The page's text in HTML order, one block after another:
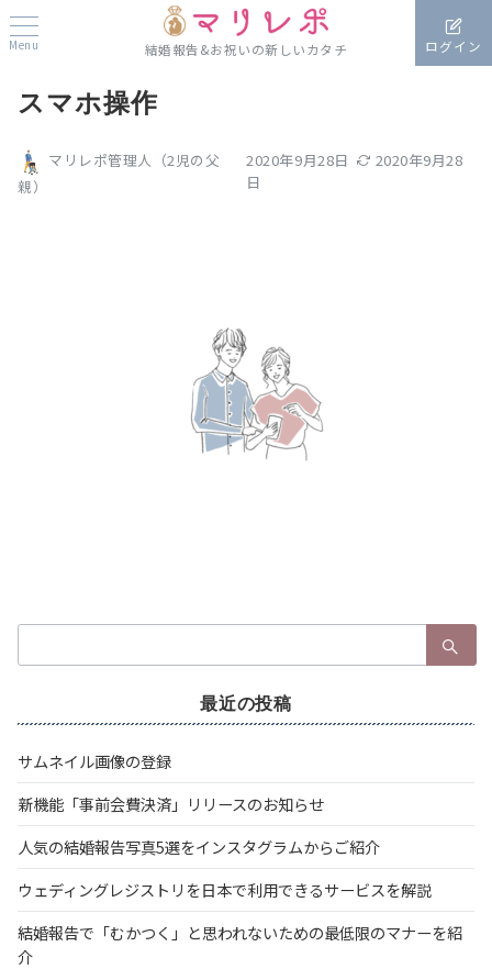
Menu 結婚報告&お祝いの新しいカタチ ログイン
スマホ操作
2020年9月28日
2020年9月28
日
マリレポ管理人（2児の父
親）
索：
最近の投稿
サムネイル画像の登録
新機能「事前会費決済」リリースのお知らせ
人気の結婚報告写真5選をインスタグラムからご紹介
ウェディングレジストリを日本で利用できるサービスを解説
結婚報告で「むかつく」と思われないための最低限のマナーを紹
介